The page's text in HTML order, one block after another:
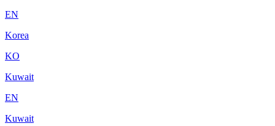
EN
Korea
KO
Kuwait
EN
Kuwait